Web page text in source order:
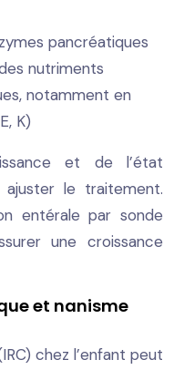
pancréatiques
nutriments
notamment en
K)
et de l’état
le traitement.
entérale par sonde
une croissance
et nanisme
chez l’enfant peut